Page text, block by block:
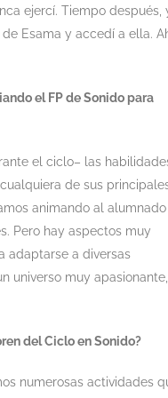
ejercí. Tiempo después,
Esama y accedí a ella.
el FP de Sonido para
el ciclo– las
de sus
animando al alumnado
Pero hay aspectos muy
adaptarse a diversas
universo muy apasionante,
del Ciclo en Sonido?
numerosas actividades